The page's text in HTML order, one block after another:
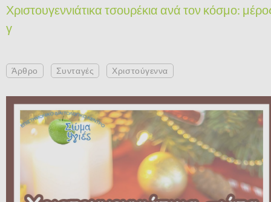
Χριστουγεννιάτικα τσουρέκια ανά τον κόσμο:
γ
Άρθρο Συνταγές Χριστούγεννα